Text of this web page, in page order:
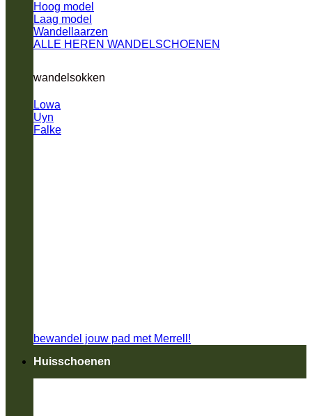
Hoog model
Laag model
Wandellaarzen
ALLE HEREN WANDELSCHOENEN
wandelsokken
Lowa
Uyn
Falke
bewandel jouw pad met Merrell!
Huisschoenen